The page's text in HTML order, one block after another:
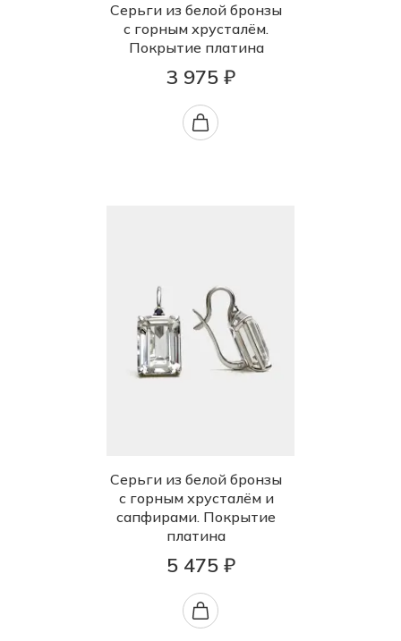
Серьги из белой бронзы
с горным хрусталём.
Покрытие платина
3 975 ₽
Серьги из белой бронзы
с горным хрусталём и
сапфирами. Покрытие
платина
5 475 ₽